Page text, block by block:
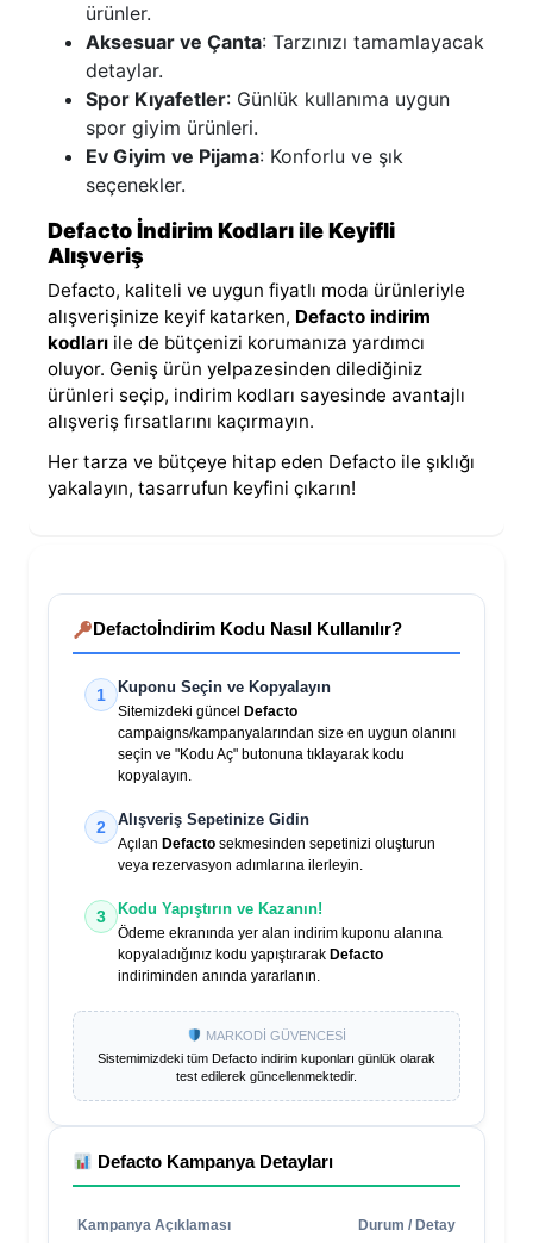
ürünler.
Aksesuar ve Çanta: Tarzınızı tamamlayacak
detaylar.
Spor Kıyafetler: Günlük kullanıma uygun
spor giyim ürünleri.
Ev Giyim ve Pijama: Konforlu ve şık
seçenekler.
Defacto İndirim Kodları ile Keyifli
Alışveriş
Defacto, kaliteli ve uygun fiyatlı moda ürünleriyle
alışverişinize keyif katarken, Defacto indirim
kodları ile de bütçenizi korumanıza yardımcı
oluyor. Geniş ürün yelpazesinden dilediğiniz
ürünleri seçip, indirim kodları sayesinde avantajlı
alışveriş fırsatlarını kaçırmayın.
Her tarza ve bütçeye hitap eden Defacto ile şıklığı
yakalayın, tasarrufun keyfini çıkarın!
Defactoİndirim Kodu Nasıl Kullanılır?
1 Kuponu Seçin ve Kopyalayın
Sitemizdeki güncel
Defacto
campaigns/kampanyalarından size en uygun olanını
seçin ve "Kodu Aç" butonuna tıklayarak kodu
kopyalayın.
2 Alışveriş Sepetinize Gidin
Açılan Defacto sekmesinden sepetinizi oluşturun
veya rezervasyon adımlarına ilerleyin.
3 Kodu Yapıştırın ve Kazanın!
Ödeme ekranında yer alan indirim kuponu alanına
kopyaladığınız kodu yapıştırarak Defacto
indiriminden anında yararlanın.
MARKODİ GÜVENCESİ
Sistemimizdeki tüm Defacto indirim kuponları günlük olarak
test edilerek güncellenmektedir.
Defacto Kampanya Detayları
Kampanya Açıklaması Durum / Detay